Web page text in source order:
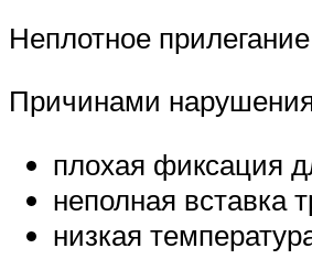
Неплотное
Причинами
плохая фиксация
неполная вставка
низкая